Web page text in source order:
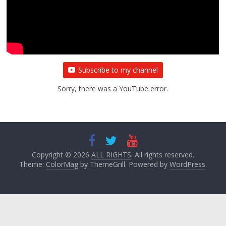
Subscribe to my channel
Sorry, there was a YouTube error.
Copyright © 2026 ALL RIGHTS. All rights reserved.
Theme: ColorMagby ThemeGrill. Powered by WordPress.